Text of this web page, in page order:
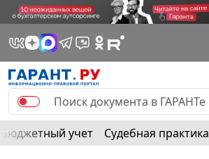
Бюджетный учет Судебная практика